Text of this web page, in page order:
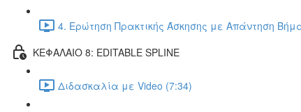
4. Ερώτηση Πρακτικής Άσκησης με Απάντηση
ΚΕΦΑΛΑΙΟ 8: EDITABLE SPLINE
Διδασκαλία με Video (7:34)